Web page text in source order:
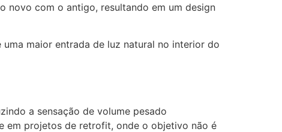
novo com o antigo, resultando em um design
maior entrada de luz natural no interior do
a sensação de volume pesado
em projetos de retrofit, onde o objetivo não é